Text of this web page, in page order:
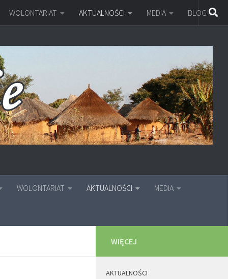
WOLONTARIAT AKTUALNOŚCI MEDIA BLOG
WOLONTARIAT AKTUALNOŚCI MEDIA
WIĘCEJ
AKTUALNOŚCI